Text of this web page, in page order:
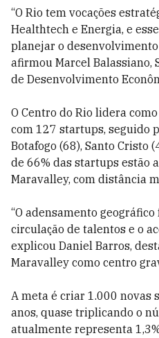
“O Rio tem vocações
Healthtech e Energia, e
planejar o
afirmou Marcel Balassiano,
de Desenvolvimento
O Centro do Rio lidera
com 127 startups, seguido
Botafogo (68), Santo Cristo
de 66% das startups estão
Maravalley, com distância
“O adensamento
circulação de talentos e o
explicou Daniel Barros,
Maravalley como centro
A meta é criar 1.000 novas
anos, quase triplicando o
atualmente representa